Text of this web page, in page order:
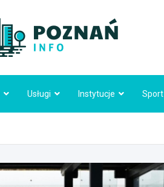
Usługi Instytucje Sport